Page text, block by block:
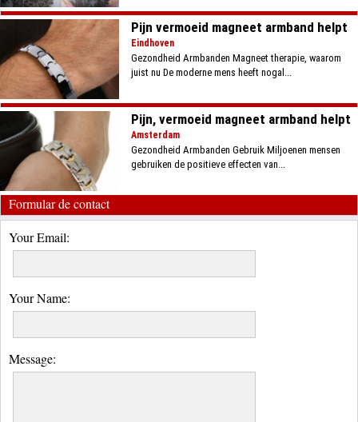
Pijn vermoeid magneet armband helpt
Eindhoven
Gezondheid Armbanden Magneet therapie, waarom
juist nu De moderne mens heeft nogal...
Pijn, vermoeid magneet armband helpt
Amsterdam
Gezondheid Armbanden Gebruik Miljoenen mensen
gebruiken de positieve effecten van...
Formular de contact
Your Email:
Your Name:
Message: